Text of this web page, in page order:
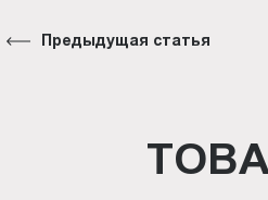
Предыдущая статья